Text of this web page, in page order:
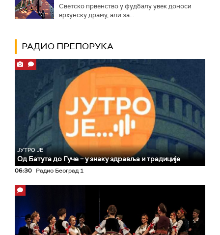
Светско првенство у фудбалу увек доноси
врхунску драму, али за...
РАДИО ПРЕПОРУКА
ЈУТРО ЈЕ
Од Батута до Гуче – у знаку здравља и традиције
06:30 Радио Београд 1